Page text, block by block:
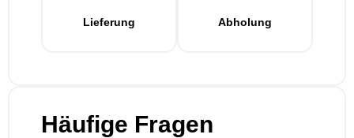
Lieferung Abholung
Häufige Fragen